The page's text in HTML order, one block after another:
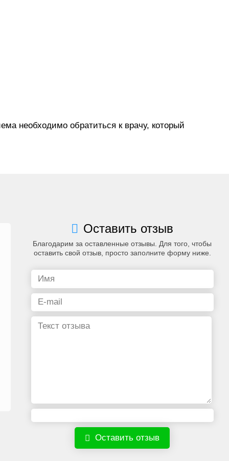
необходимо обратиться к врачу, который
Оставить отзыв
Благодарим за оставленные отзывы. Для того, чтобы
оставить свой отзыв, просто заполните форму ниже.
Оставить отзыв